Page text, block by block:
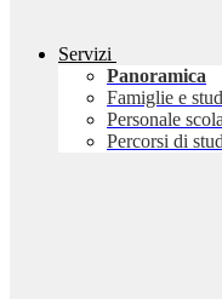
Servizi
Panoramica
Famiglie e
Personale
Percorsi di